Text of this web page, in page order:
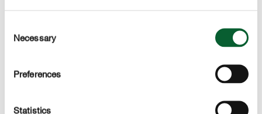
Selection
Necessary
Preferences
Statistics
pielęgnacją i spryskać je odżywką w sprayu do
zdrowo się rozwijać i zapewni Ci zielony dom przez cały